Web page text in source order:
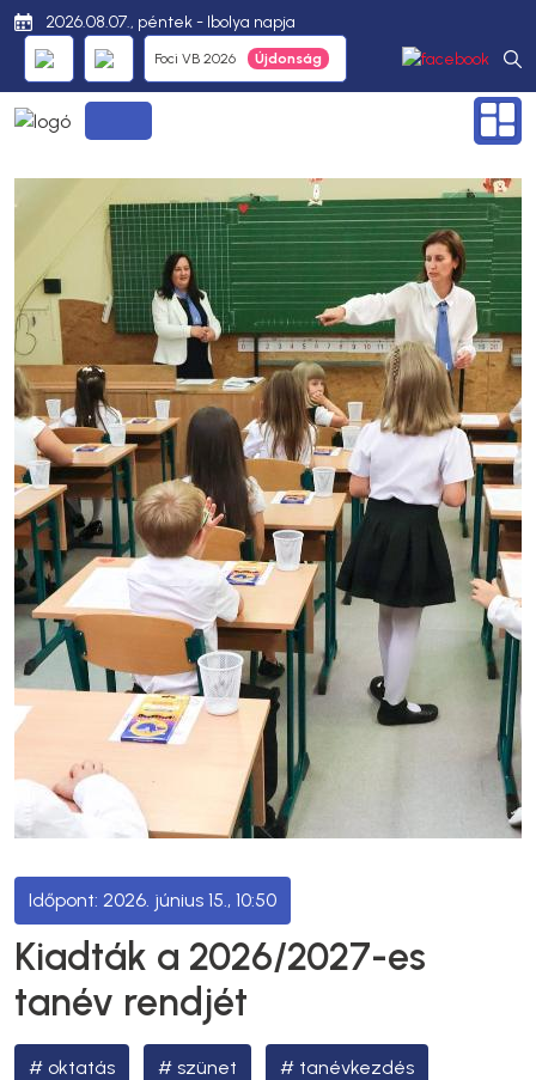
2026.08.07., péntek - Ibolya napja
Foci VB 2026
2026. június 15., 10:50
Kiadták a 2026/2027-es
tanév rendjét
oktatás szünet tanévkezdés